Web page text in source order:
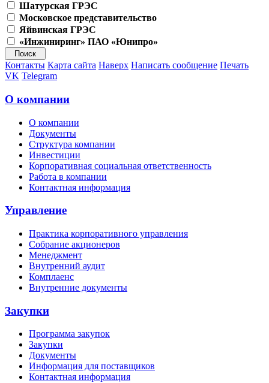
Шатурская ГРЭС
Московское представительство
Яйвинская ГРЭС
«Инжиниринг» ПАО «Юнипро»
Контакты Карта сайта Наверх Написать сообщение Печать
VK Telegram
О компании
О компании
Документы
Структура компании
Инвестиции
Корпоративная социальная ответственность
Работа в компании
Контактная информация
Управление
Практика корпоративного управления
Собрание акционеров
Менеджмент
Внутренний аудит
Комплаенс
Внутренние документы
Закупки
Программа закупок
Закупки
Документы
Информация для поставщиков
Контактная информация